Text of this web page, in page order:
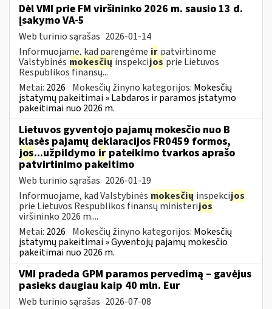
Dėl VMI prie FM viršininko 2026 m. sausio 13 d.
įsakymo VA-5
Web turinio sąrašas 2026-01-14
Informuojame, kad parengėme ir patvirtinome
Valstybinės mokesčių inspekcijos prie Lietuvos
Respublikos finansų...
Metai: 2026 Mokesčių žinyno kategorijos: Mokesčių
įstatymų pakeitimai » Labdaros ir paramos įstatymo
pakeitimai nuo 2026 m.
Lietuvos gyventojo pajamų mokesčio nuo B
klasės pajamų deklaracijos FR0459 formos,
jos...užpildymo ir pateikimo tvarkos aprašo
patvirtinimo pakeitimo
Web turinio sąrašas 2026-01-19
Informuojame, kad Valstybinės mokesčių inspekcijos
prie Lietuvos Respublikos finansų ministerijos
viršininko 2026 m....
Metai: 2026 Mokesčių žinyno kategorijos: Mokesčių
įstatymų pakeitimai » Gyventojų pajamų mokesčio
pakeitimai nuo 2026 m.
VMI pradeda GPM paramos pervedimą – gavėjus
pasieks daugiau kaip 40 mln. Eur
Web turinio sąrašas 2026-07-08